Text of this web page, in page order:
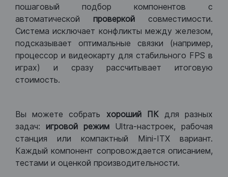
пошаговый подбор компонентов с
автоматической проверкой совместимости.
Система исключает конфликты между железом,
подсказывает оптимальные связки (например,
процессор и видеокарту для стабильного FPS в
играх) и сразу рассчитывает итоговую
стоимость.
Вы можете собрать хороший ПКдля разных
задач: игровой режим Ultra-настроек, рабочая
станция или компактный Mini-ITX вариант.
Каждый компонент сопровождается описанием,
тестами и оценкой производительности.